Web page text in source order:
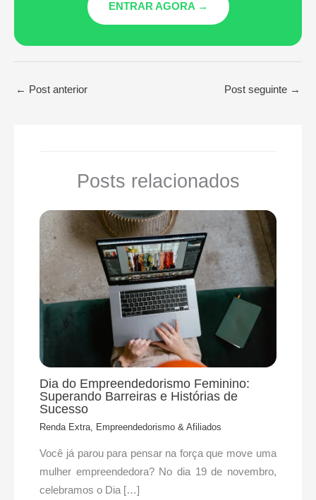
ENTRAR AGORA →
← Post anterior Post seguinte →
Posts relacionados
Dia do Empreendedorismo Feminino:
Superando Barreiras e Histórias de
Sucesso
Renda Extra, Empreendedorismo & Afiliados
Você já parou para pensar na força que move uma
mulher empreendedora? No dia 19 de novembro,
celebramos o Dia […]